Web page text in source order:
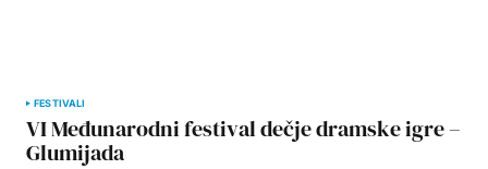
FESTIVALI
VI Međunarodni festival dečje dramske igre –
Glumijada